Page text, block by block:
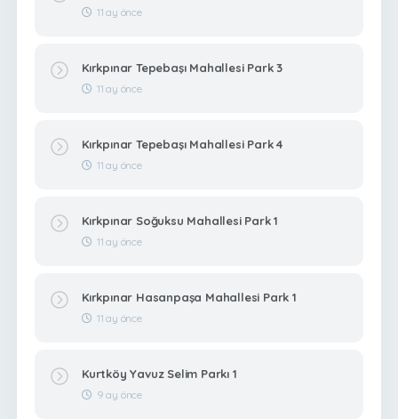
11 ay önce
Kırkpınar Tepebaşı Mahallesi Park 3
11 ay önce
Kırkpınar Tepebaşı Mahallesi Park 4
11 ay önce
Kırkpınar Soğuksu Mahallesi Park 1
11 ay önce
Kırkpınar Hasanpaşa Mahallesi Park 1
11 ay önce
Kurtköy Yavuz Selim Parkı 1
9 ay önce